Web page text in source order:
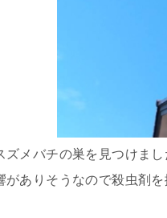
ズメバチの巣を見つけまし
がありそうなので殺虫剤を